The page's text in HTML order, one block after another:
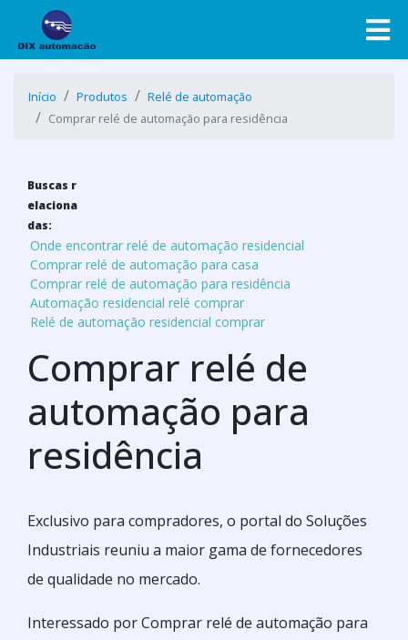
Início Produtos
Relé de automação
Comprar relé de automação para residência
Buscas r
elaciona
das:
Onde encontrar relé de automação residencial
Comprar relé de automação para casa
Comprar relé de automação para residência
Automação residencial relé comprar
Relé de automação residencial comprar
Comprar relé de
automação para
residência
Exclusivo para compradores, o portal do Soluções
Industriais reuniu a maior gama de fornecedores
de qualidade no mercado.
Interessado por Comprar relé de automação para